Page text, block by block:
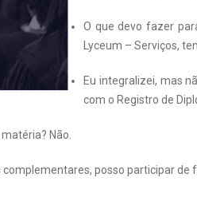
O que devo fazer
Lyceum – Serviços,
Eu integralizei, mas
com o Registro de
Não.
posso participar de